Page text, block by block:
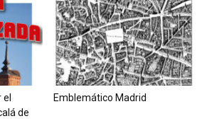
de
Emblemático Madrid